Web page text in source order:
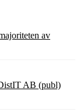
av
AB (publ)